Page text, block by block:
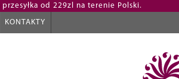
od 229zl na terenie Polski.
KONTAKTY